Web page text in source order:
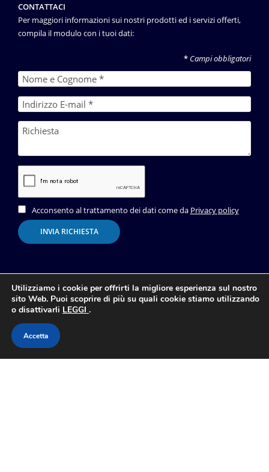
CONTATTACI
Per maggiori informazioni sui nostri prodotti ed i servizi offerti,
compila il modulo con i tuoi dati:
* Campi obbligatori
Acconsento al trattamento dei dati come da Privacy policy
A.P.ESSE Snc
Via G. di Vittorio, 32
40055 Villanova di Castenaso (Bologna)
Tel.+39 051 356453
Utilizziamo i cookie per offrirti la migliore esperienza sul nostro
sito Web. Puoi scoprire di più su quali cookie stiamo utilizzando
o disattivarli LEGGI .
Accetta